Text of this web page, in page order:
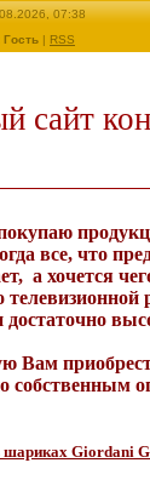
07:38
Гость | RSS
сайт
все, что
а хочется
достаточно
Вам
собственным
шариках Giordani